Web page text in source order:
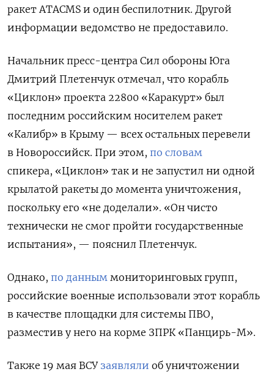
ракет ATACMS и один беспилотник. Другой
информации ведомство не предоставило.
Начальник пресс-центра Сил обороны Юга
Дмитрий Плетенчук отмечал, что корабль
«Циклон» проекта 22800 «Каракурт» был
последним российским носителем ракет
«Калибр» в Крыму — всех остальных перевели
в Новороссийск. При этом, по словам
спикера, «Циклон» так и не запустил ни одной
крылатой ракеты до момента уничтожения,
поскольку его «не доделали». «Он чисто
технически не смог пройти государственные
испытания», — пояснил Плетенчук.
Однако, по данным мониторинговых групп,
российские военные использовали этот корабль
в качестве площадки для системы ПВО,
разместив у него на корме ЗПРК «Панцирь-М».
Также 19 мая ВСУ заявляли об уничтожении